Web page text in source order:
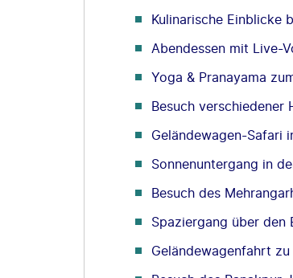
Kulinarische Einblicke
Abendessen mit Live-
Yoga & Pranayama
Besuch verschiedener
Geländewagen-Safari
Sonnenuntergang in
Besuch des
Spaziergang über den
Geländewagenfahrt